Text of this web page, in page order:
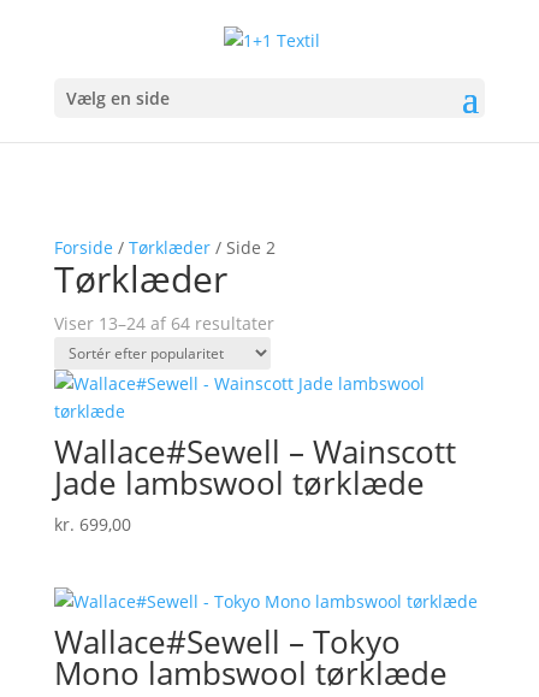
Vælg en side
Forside / Tørklæder/ Side 2
Tørklæder
Viser 13–24 af 64 resultaterSorteret
popularitet
Wallace#Sewell – Wainscott
Jade lambswool tørklæde
kr. 699,00
Wallace#Sewell – Tokyo
Mono lambswool tørklæde